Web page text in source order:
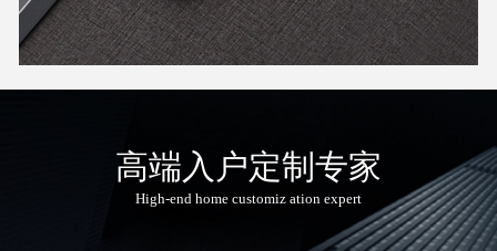
高端入户定制专家
High-end home customiz ation expert